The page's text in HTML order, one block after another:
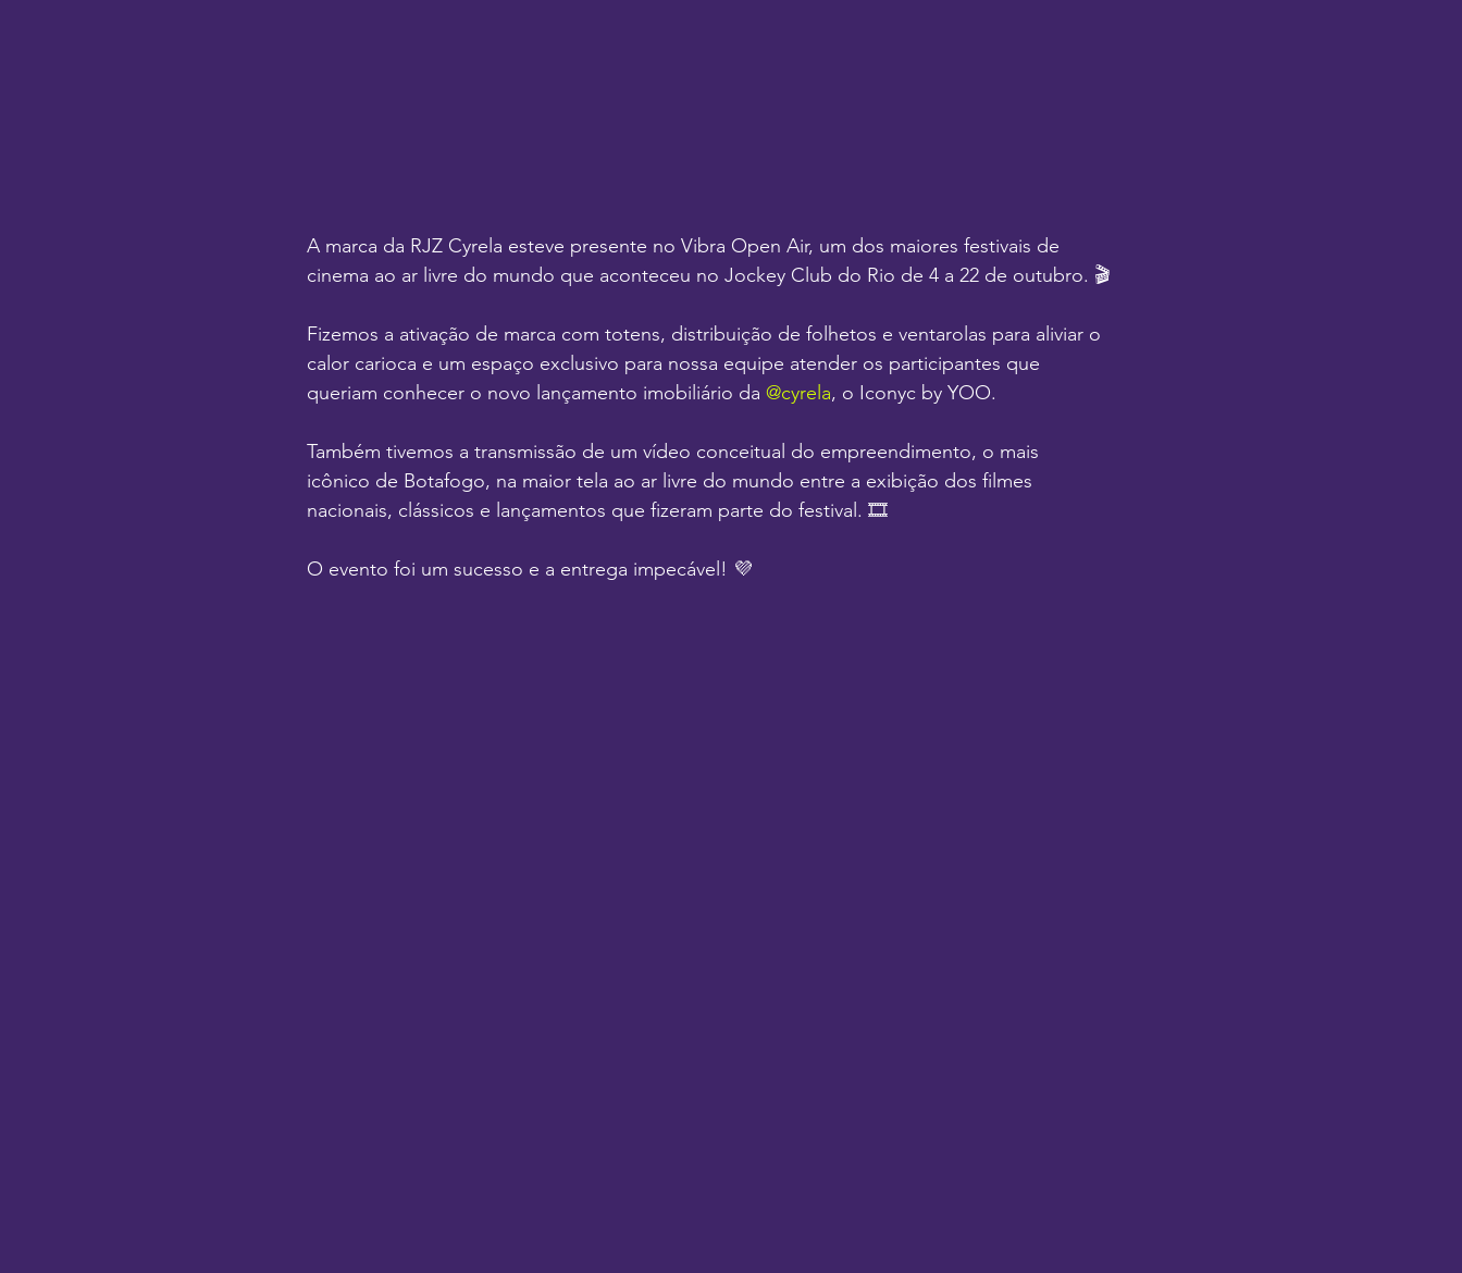
A marca da RJZ Cyrela esteve presente no Vibra Open Air, um dos maiores festivais de
cinema ao ar livre do mundo que aconteceu no Jockey Club do Rio de 4 a 22 de outubro. 🎬
Fizemos a ativação de marca com totens, distribuição de folhetos e ventarolas para aliviar o
calor carioca e um espaço exclusivo para nossa equipe atender os participantes que
queriam conhecer o novo lançamento imobiliário da @cyrela, o Iconyc by YOO.
Também tivemos a transmissão de um vídeo conceitual do empreendimento, o mais
icônico de Botafogo, na maior tela ao ar livre do mundo entre a exibição dos filmes
nacionais, clássicos e lançamentos que fizeram parte do festival. 🎞️
O evento foi um sucesso e a entrega impecável! 💜